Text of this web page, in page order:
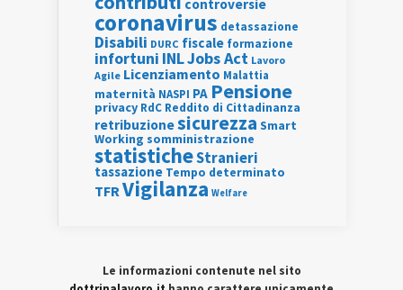
controversie
coronavirus detassazione
Disabili DURC fiscale formazione
infortuni INLJobs Act Lavoro
Agile Licenziamento Malattia
maternità NASPI PA Pensione
privacy RdC Reddito di Cittadinanza
retribuzionesicurezza Smart
Working somministrazione
statisticheStranieri
tassazione Tempo determinato
TFR Vigilanza Welfare
Le informazioni contenute nel sito